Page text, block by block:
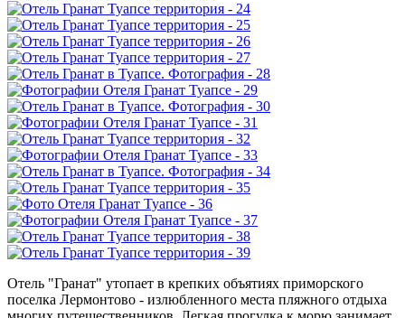
Отель "Гранат" утопает в крепких объятиях приморского
поселка Лермонтово - излюбленного места пляжного отдыха